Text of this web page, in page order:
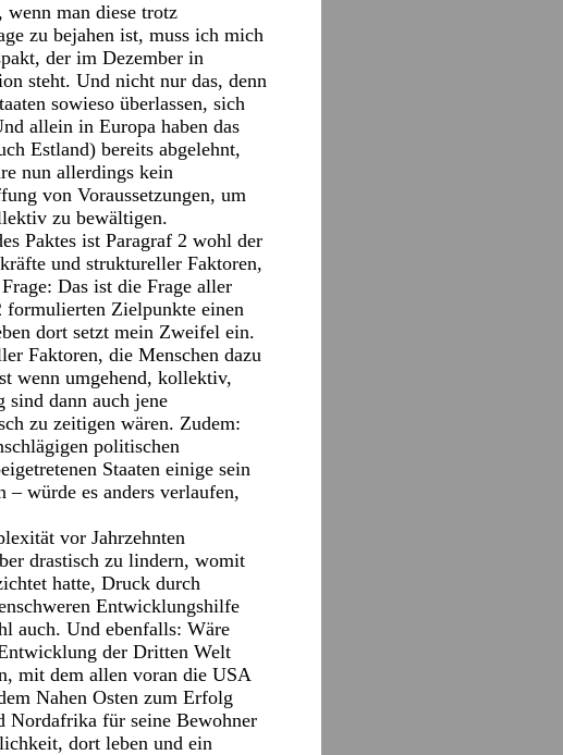
wenn man diese trotz
zu bejahen ist, muss ich mich
der im Dezember in
steht. Und nicht nur das, denn
sowieso überlassen, sich
allein in Europa haben das
Estland) bereits abgelehnt,
nun allerdings kein
von Voraussetzungen, um
zu bewältigen.
Paktes ist Paragraf 2 wohl der
und struktureller Faktoren,
Das ist die Frage aller
formulierten Zielpunkte einen
dort setzt mein Zweifel ein.
Faktoren, die Menschen dazu
wenn umgehend, kollektiv,
sind dann auch jene
zu zeitigen wären. Zudem:
politischen
Staaten einige sein
würde es anders verlaufen,
vor Jahrzehnten
drastisch zu lindern, womit
hatte, Druck durch
Entwicklungshilfe
auch. Und ebenfalls: Wäre
der Dritten Welt
mit dem allen voran die USA
Nahen Osten zum Erfolg
Nordafrika für seine Bewohner
dort leben und ein